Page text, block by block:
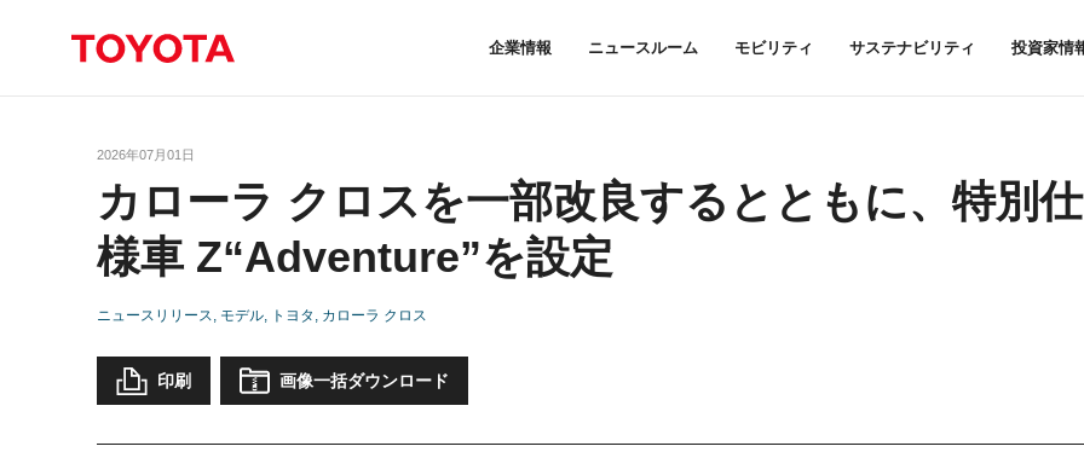
企業情報 ニュースルーム モビリティ サステナビリティ 投資家情
2026年07月01日
カローラ クロスを一部改良するとともに、特別仕
様車 Z“Adventure”を設定
ニュースリリース モデル トヨタ カローラ クロス
印刷 画像一括ダウンロード